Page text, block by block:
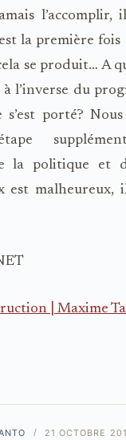
l’accomplir,
la première
se produit… A
l’inverse du
porté?
la politique et
est malheureux,
| Maxime
21 OCTOBRE